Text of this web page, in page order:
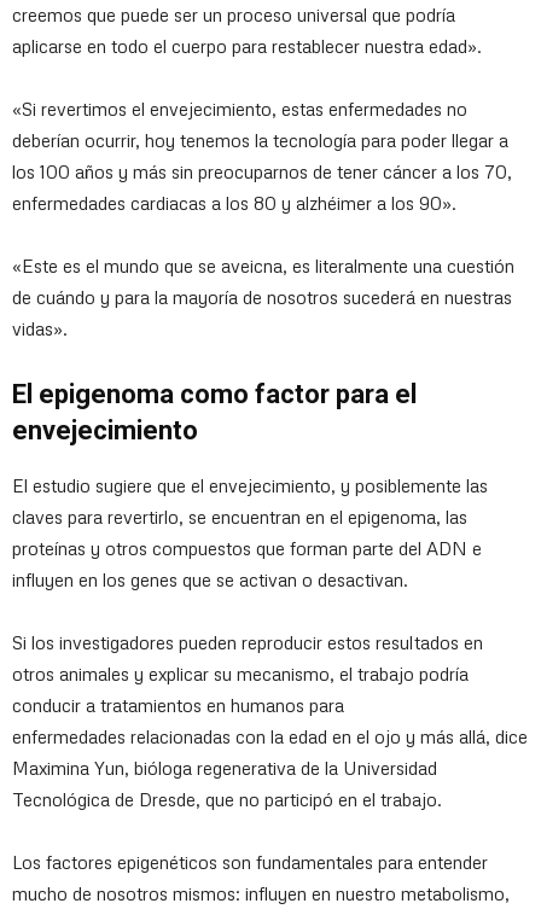
creemos que puede ser un proceso universal que podría
aplicarse en todo el cuerpo para restablecer nuestra edad».
«Si revertimos el envejecimiento, estas enfermedades no
deberían ocurrir, hoy tenemos la tecnología para poder llegar a
los 100 años y más sin preocuparnos de tener cáncer a los 70,
enfermedades cardiacas a los 80 y alzhéimer a los 90».
«Este es el mundo que se aveicna, es literalmente una cuestión
de cuándo y para la mayoría de nosotros sucederá en nuestras
vidas».
El epigenoma como factor para el
envejecimiento
El estudio sugiere que el envejecimiento, y posiblemente las
claves para revertirlo, se encuentran en el epigenoma, las
proteínas y otros compuestos que forman parte del ADN e
influyen en los genes que se activan o desactivan.
Si los investigadores pueden reproducir estos resultados en
otros animales y explicar su mecanismo, el trabajo podría
conducir a tratamientos en humanos para
enfermedades relacionadas con la edad en el ojo y más allá, dice
Maximina Yun, bióloga regenerativa de la Universidad
Tecnológica de Dresde, que no participó en el trabajo.
Los factores epigenéticos son fundamentales para entender
mucho de nosotros mismos: influyen en nuestro metabolismo,